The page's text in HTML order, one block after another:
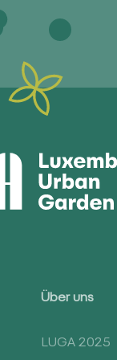
Über uns
LUGA 2025